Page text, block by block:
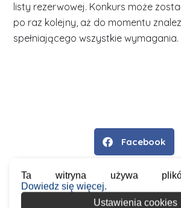
listy rezerwowej. Konkurs może
po raz kolejny, aż do momentu
spełniającego wszystkie wymagania.
Facebook
WhatsApp
Ta witryna używa
Dowiedz się więcej.
Ustawienia cookies